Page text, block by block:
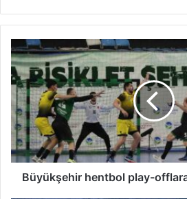
Büyükşehir
hentbol
play-
offlara
galibiyetle
başladı
Büyükşehir hentbol play-